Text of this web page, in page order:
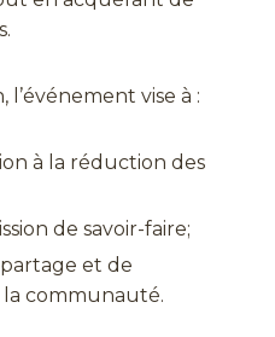
vise à :
à la réduction des
de savoir-faire;
et de
communauté.